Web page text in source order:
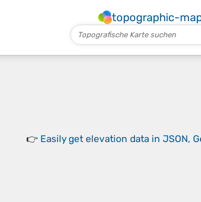
topographic-
👉 Easily get elevation data in JSON,